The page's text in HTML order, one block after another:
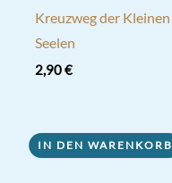
Kreuzweg der Kleinen
Seelen
2,90€
IN DEN WARENKORB